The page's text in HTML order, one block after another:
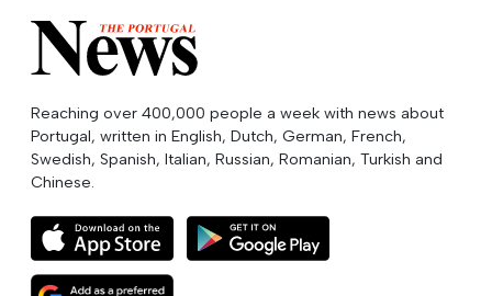
Reaching over 400,000 people a week with news about
Portugal, written in English, Dutch, German, French,
Swedish, Spanish, Italian, Russian, Romanian, Turkish and
Chinese.